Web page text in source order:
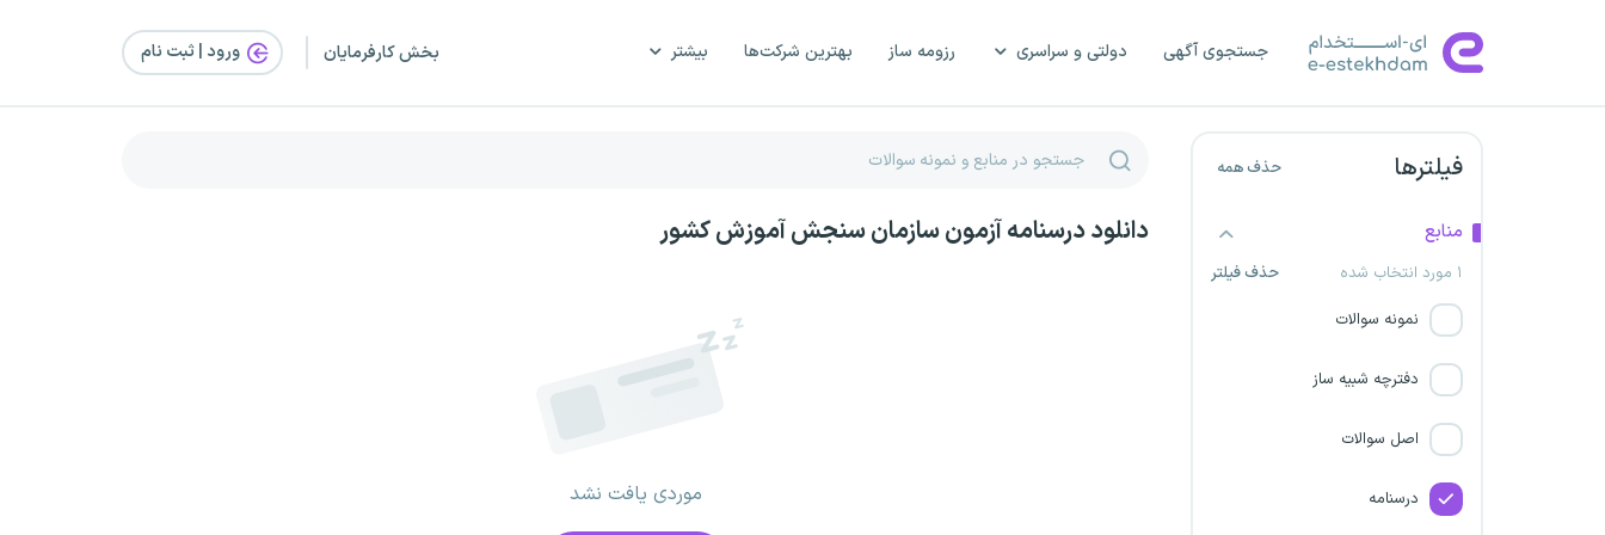
جستجوی آگهی دولتی و سراسری رزومه ساز بهترین شرکت‌ها بیشتر بخش کارفرمایان ورود | ثبت‌ نام
فیلترها حذف همه
منابع
۱ مورد انتخاب شده
حذف فیلتر
نمونه سوالات
دفترچه شبیه ساز
اصل سوالات
درسنامه
شرکت سامان انرژی اصفهان
بین المللی کالا
شرکت کود شیمیائی اوره لردگان
سینا
شرکت کشت و صنعت حکیم
فارابی خوزستان
دانلود درسنامه آزمون سازمان سنجش آموزش کشور
موردی یافت نشد